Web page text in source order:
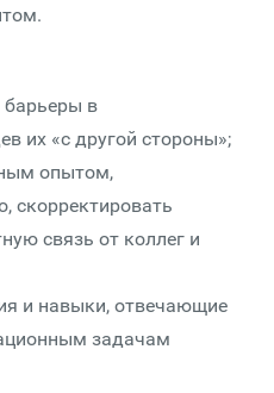
барьеры в
их «с другой стороны»;
опытом,
скорректировать
связь от коллег и
и навыки, отвечающие
задачам